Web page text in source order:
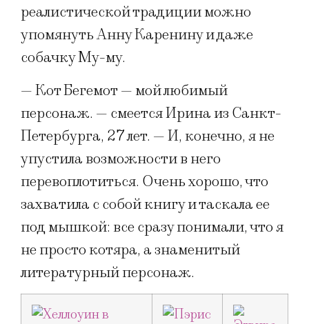
реалистической традиции можно
упомянуть Анну Каренину и даже
собачку Му-му.
— Кот Бегемот — мой любимый
персонаж. — смеется Ирина из Санкт-
Петербурга, 27 лет. — И, конечно, я не
упустила возможности в него
перевоплотиться. Очень хорошо, что
захватила с собой книгу и таскала ее
под мышкой: все сразу понимали, что я
не просто котяра, а знаменитый
литературный персонаж.